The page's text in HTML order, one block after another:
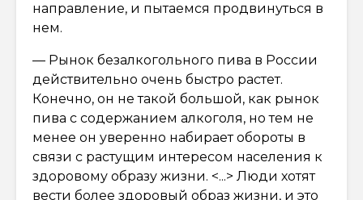
направление, и пытаемся продвинуться в
нем.
— Рынок безалкогольного пива в России
действительно очень быстро растет.
Конечно, он не такой большой, как рынок
пива с содержанием алкоголя, но тем не
менее он уверенно набирает обороты в
связи с растущим интересом населения к
здоровому образу жизни. <...> Люди хотят
вести более здоровый образ жизни, и это